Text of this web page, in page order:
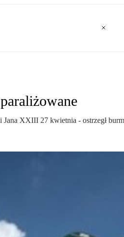
Jana XXIII 27 kwietnia - ostrzegł